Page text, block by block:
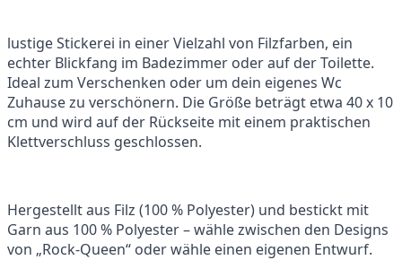
lustige Stickerei in einer Vielzahl von Filzfarben, ein
echter Blickfang im Badezimmer oder auf der Toilette.
Ideal zum Verschenken oder um dein eigenes Wc
Zuhause zu verschönern. Die Größe beträgt etwa 40 x 10
cm und wird auf der Rückseite mit einem praktischen
Klettverschluss geschlossen.
Hergestellt aus Filz (100 % Polyester) und bestickt mit
Garn aus 100 % Polyester – wähle zwischen den Designs
von „Rock-Queen“ oder wähle einen eigenen Entwurf.